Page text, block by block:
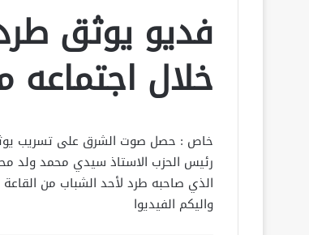
فديو يوثق
خلال
خاص : حصل صوت الشرق على تسريب يوثق
رئيس الحزب الاستاذ سيدي محمد ولد
واليكم الفيديوا